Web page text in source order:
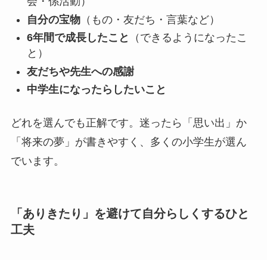
自分の宝物（もの・友だち・言葉など）
6年間で成長したこと
（できるようになったこ
と）
友だちや先生への感謝
中学生になったらしたいこと
どれを選んでも正解です。迷ったら「思い出」か
「将来の夢」が書きやすく、多くの小学生が選ん
でいます。
「ありきたり」を避けて自分らしくするひと
工夫